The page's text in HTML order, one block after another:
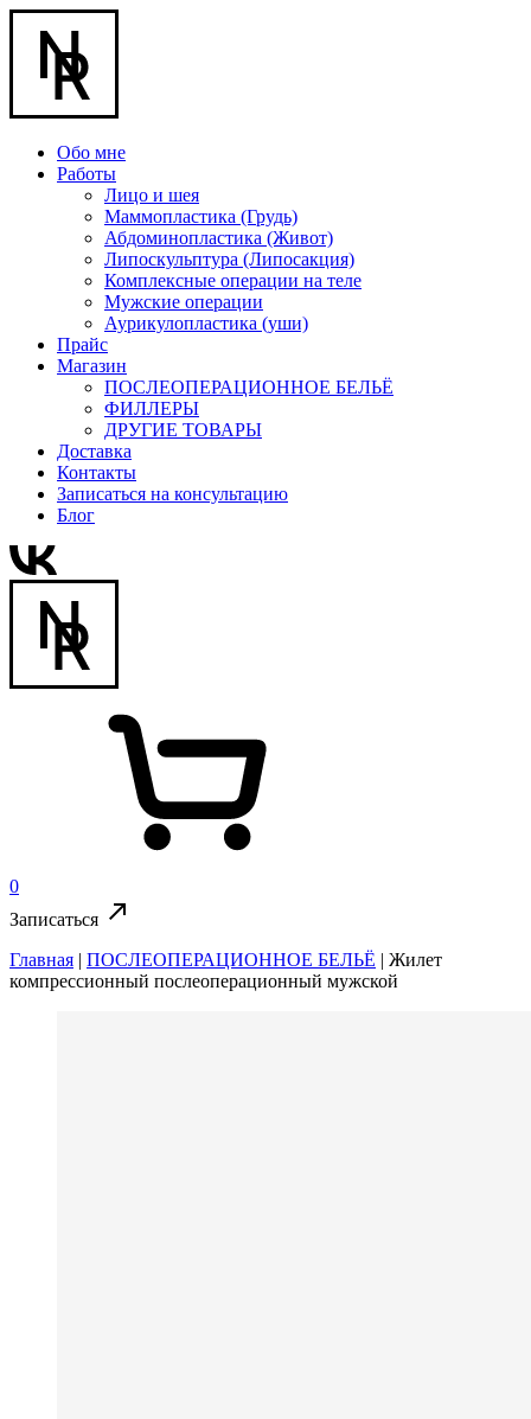
Обо мне
Работы
Лицо и шея
Маммопластика (Грудь)
Абдоминопластика (Живот)
Липоскульптура (Липосакция)
Комплексные операции на теле
Мужские операции
Аурикулопластика (уши)
Прайс
Магазин
ПОСЛЕОПЕРАЦИОННОЕ БЕЛЬЁ
ФИЛЛЕРЫ
ДРУГИЕ ТОВАРЫ
Доставка
Контакты
Записаться на консультацию
Блог
0
Записаться
Главная | ПОСЛЕОПЕРАЦИОННОЕ БЕЛЬЁ | Жилет
компрессионный послеоперационный мужской